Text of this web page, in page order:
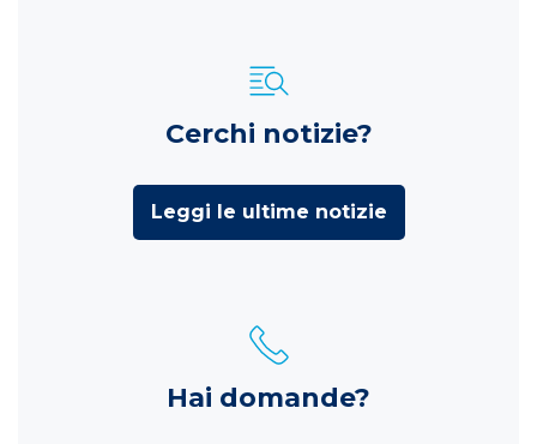
Cerchi notizie?
Leggi le ultime notizie
Hai domande?